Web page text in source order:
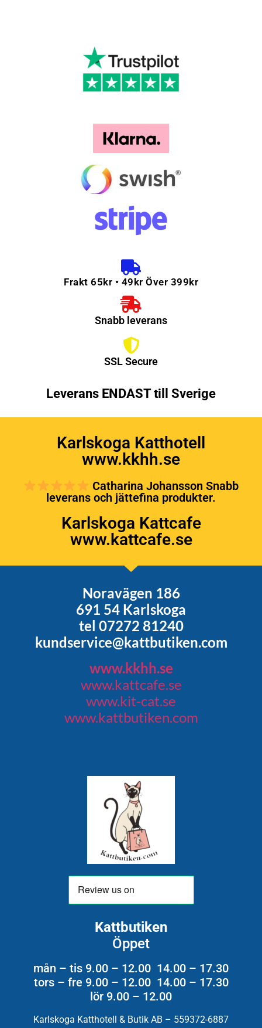
Frakt 65kr • 49kr Över 399kr
Snabb leverans
SSL Secure
Leverans ENDAST till Sverige
Karlskoga Katthotell
www.kkhh.se
Catharina Johansson Snabb
leverans och jättefina produkter.
Karlskoga Kattcafe
www.kattcafe.se
Noravägen 186
691 54 Karlskoga
tel 07272 81240
kundservice@kattbutiken.com
www.kkhh.se
www.kattcafe.se
www.kit-cat.se
www.kattbutiken.com
Kattbutiken
Öppet
mån – tis 9.00 – 12.00 14.00 – 17.30
tors – fre 9.00 – 12.00 14.00 – 17.30
lör 9.00 – 12.00
Karlskoga Katthotell & Butik AB – 559372-6887